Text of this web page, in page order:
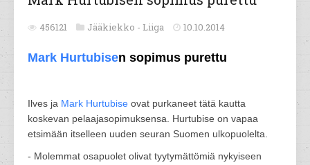
456121 Jääkiekko - Liiga 10.10.2014
Mark Hurtubisen sopimus purettu
Ilves ja Mark Hurtubise ovat purkaneet tätä kautta
koskevan pelaajasopimuksensa. Hurtubise on vapaa
etsimään itselleen uuden seuran Suomen ulkopuolelta.
- Molemmat osapuolet olivat tyytymättömiä nykyiseen